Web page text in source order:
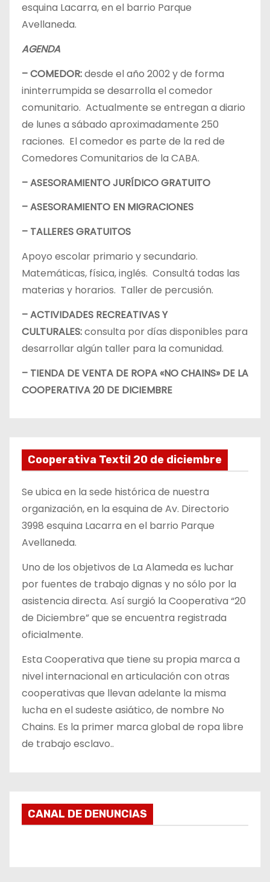
esquina Lacarra, en el barrio Parque
Avellaneda.
AGENDA
– COMEDOR:desde el año 2002 y de forma
ininterrumpida se desarrolla el comedor
comunitario. Actualmente se entregan a diario
de lunes a sábado aproximadamente 250
raciones. El comedor es parte de la red de
Comedores Comunitarios de la CABA.
– ASESORAMIENTO JURÍDICO GRATUITO
– ASESORAMIENTO EN MIGRACIONES
– TALLERES GRATUITOS
Apoyo escolar primario y secundario.
Matemáticas, física, inglés. Consultá todas las
materias y horarios. Taller de percusión.
– ACTIVIDADES RECREATIVAS Y
CULTURALES:consulta por días disponibles para
desarrollar algún taller para la comunidad.
– TIENDA DE VENTA DE ROPA «NO CHAINS» DE LA
COOPERATIVA 20 DE DICIEMBRE
Cooperativa Textil 20 de diciembre
Se ubica en la sede histórica de nuestra
organización, en la esquina de Av. Directorio
3998 esquina Lacarra en el barrio Parque
Avellaneda.
Uno de los objetivos de La Alameda es luchar
por fuentes de trabajo dignas y no sólo por la
asistencia directa. Así surgió la Cooperativa “20
de Diciembre” que se encuentra registrada
oficialmente.
Esta Cooperativa que tiene su propia marca a
nivel internacional en articulación con otras
cooperativas que llevan adelante la misma
lucha en el sudeste asiático, de nombre No
Chains. Es la primer marca global de ropa libre
de trabajo esclavo..
CANAL DE DENUNCIAS